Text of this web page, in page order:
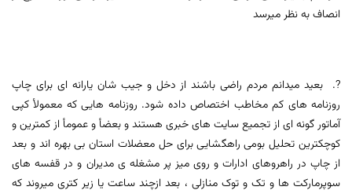
انصاف به نظر میرسد
?. بعید میدانم مردم راضی باشند از دخل و جیب شان یارانه ای برای چاپ
روزنامه های کم مخاطب اختصاص داده شود. روزنامه هایی که معمولأ کپی
آماتور گونه ای از تجمیع سایت های خبری هستند و بعضأ و عمومأ از کمترین و
کوچکترین تحلیل بومی راهگشایی برای حل معضلات استان بی بهره اند و بعد
از چاپ در راهروهای ادارات و روی میز پر مشغله ی مدیران و در قفسه های
سوپرمارکت ها و تک و توک منازلی ، بعد ازچند ساعت یا زیر کتری میروند که